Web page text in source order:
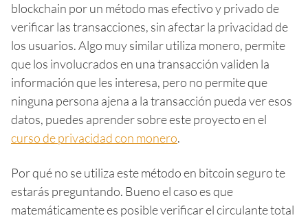
blockchain por un método mas efectivo y privado de
verificar las transacciones, sin afectar la privacidad de
los usuarios. Algo muy similar utiliza monero, permite
que los involucrados en una transacción validen la
información que les interesa, pero no permite que
ninguna persona ajena a la transacción pueda ver esos
datos, puedes aprender sobre este proyecto en el
curso de privacidad con monero.
Por qué no se utiliza este método en bitcoin seguro te
estarás preguntando. Bueno el caso es que
matemáticamente es posible verificar el circulante total